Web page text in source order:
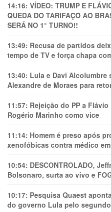
14:16: VÍDEO: TRUMP E
QUEDA DO TARIFAÇO AO
SERÁ NO 1° TURNO!!
13:49: Recusa de partidos
tempo de TV e força chapa
13:40: Lula e Davi Alcolumbre
Alexandre de Moraes para
11:57: Rejeição do PP a
Rogério Marinho como vice
11:14: Homem é preso após
xenofóbicas contra médico
10:54: DESCONTROLADO,
Bolsonaro, surta ao vivo e
10:17: Pesquisa Quaest
do governo Lula pelo